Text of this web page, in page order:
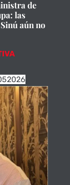
de
las
aún no
2026